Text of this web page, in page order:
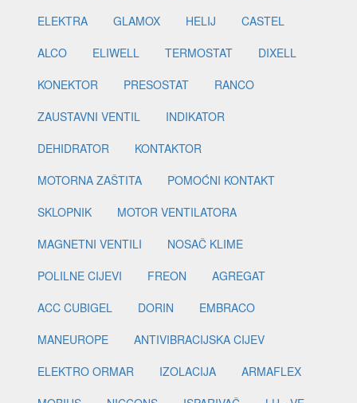
ELEKTRA
GLAMOX HELIJ
CASTEL
ALCO
ELIWELL TERMOSTAT
DIXELL
KONEKTOR
PRESOSTAT
RANCO
ZAUSTAVNI VENTIL
INDIKATOR
DEHIDRATOR
KONTAKTOR
MOTORNA ZAŠTITA
POMOĆNI KONTAKT
SKLOPNIK
MOTOR VENTILATORA
MAGNETNI VENTILI
NOSAČ KLIME
POLILNE CIJEVI
FREON
AGREGAT
ACC CUBIGEL
DORIN
EMBRACO
MANEUROPE
ANTIVIBRACIJSKA CIJEV
ELEKTRO ORMAR
IZOLACIJA
ARMAFLEX